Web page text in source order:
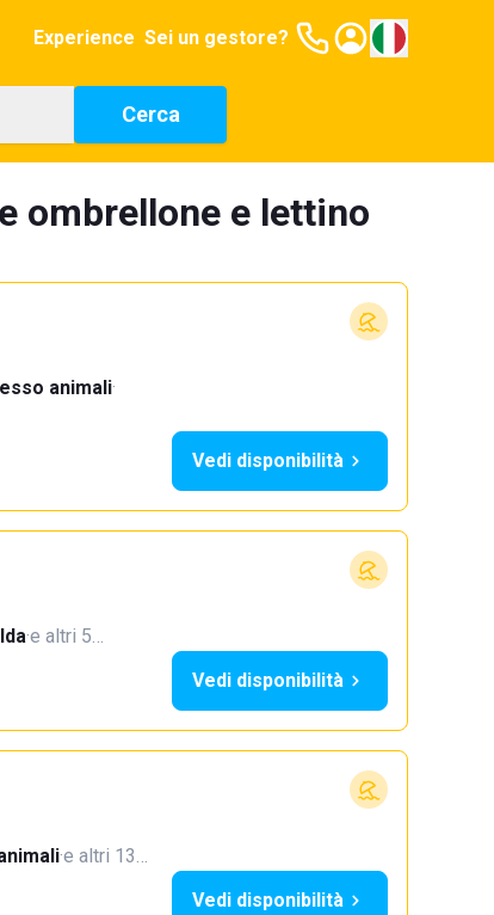
Experience Sei un gestore?
Cerca
ombrellone e lettino
animali·
Vedi disponibilità
·e altri 5…
Vedi disponibilità
·e altri 13…
Vedi disponibilità